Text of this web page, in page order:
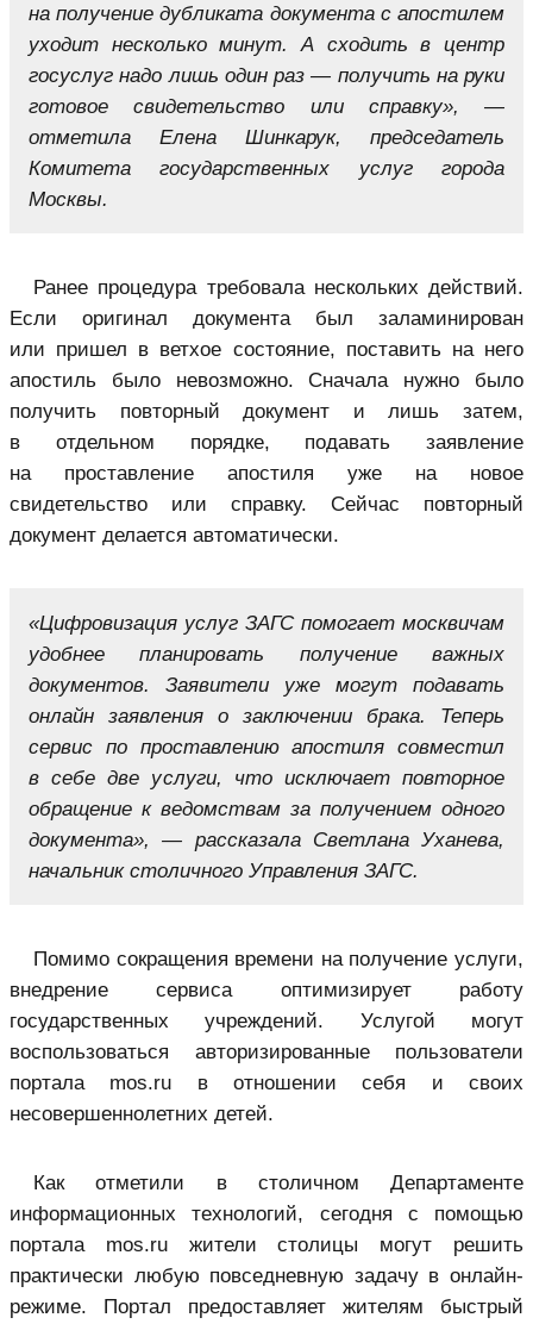
на получение дубликата документа с апостилем
уходит несколько минут. А сходить в центр
госуслуг надо лишь один раз — получить на руки
готовое свидетельство или справку», —
отметила Елена Шинкарук, председатель
Комитета государственных услуг города
Москвы.
Ранее процедура требовала нескольких действий.
Если оригинал документа был заламинирован
или пришел в ветхое состояние, поставить на него
апостиль было невозможно. Сначала нужно было
получить повторный документ и лишь затем,
в отдельном порядке, подавать заявление
на проставление апостиля уже на новое
свидетельство или справку. Сейчас повторный
документ делается автоматически.
«Цифровизация услуг ЗАГС помогает москвичам
удобнее планировать получение важных
документов. Заявители уже могут подавать
онлайн заявления о заключении брака. Теперь
сервис по проставлению апостиля совместил
в себе две услуги, что исключает повторное
обращение к ведомствам за получением одного
документа», — рассказала Светлана Уханева,
начальник столичного Управления ЗАГС.
Помимо сокращения времени на получение услуги,
внедрение сервиса оптимизирует работу
государственных учреждений. Услугой могут
воспользоваться авторизированные пользователи
портала mos.ru в отношении себя и своих
несовершеннолетних детей.
Как отметили в столичном Департаменте
информационных технологий, сегодня с помощью
портала mos.ru жители столицы могут решить
практически любую повседневную задачу в онлайн-
режиме. Портал предоставляет жителям быстрый